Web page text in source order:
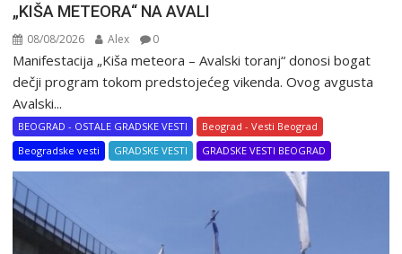
„KIŠA METEORA“ NA AVALI
08/08/2026 Alex 0
Manifestacija „Kiša meteora – Avalski toranj“ donosi bogat
dečji program tokom predstojećeg vikenda. Ovog avgusta
Avalski...
BEOGRAD - OSTALE GRADSKE VESTI
Beograd - Vesti Beograd
Beogradske vesti
GRADSKE VESTI GRADSKE VESTI BEOGRAD